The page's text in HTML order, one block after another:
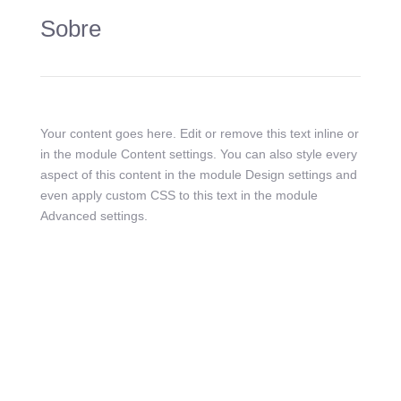
Sobre
Your content goes here. Edit or remove this text inline or
in the module Content settings. You can also style every
aspect of this content in the module Design settings and
even apply custom CSS to this text in the module
Advanced settings.